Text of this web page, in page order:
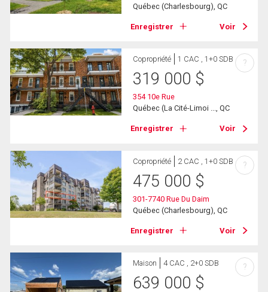
Québec (Charlesbourg), QC
Enregistrer Voir
Copropriété 1 CAC , 1+0 SDB
319 000 $
354 10e Rue
Québec (La Cité-Limoi ..., QC
Enregistrer Voir
?
Copropriété 2 CAC , 1+0 SDB
475 000 $
301-7740 Rue Du Daim
Québec (Charlesbourg), QC
Enregistrer Voir
?
Maison 4 CAC , 2+0 SDB
639 000 $
?